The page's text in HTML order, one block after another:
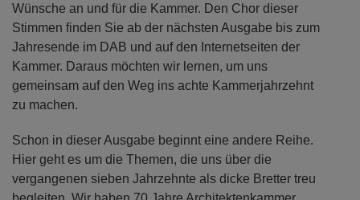
Wünsche an und für die Kammer. Den Chor dieser
Stimmen finden Sie ab der nächsten Ausgabe bis zum
Jahresende im DAB und auf den Internetseiten der
Kammer. Daraus möchten wir lernen, um uns
gemeinsam auf den Weg ins achte Kammerjahrzehnt
zu machen.
Schon in dieser Ausgabe beginnt eine andere Reihe.
Hier geht es um die Themen, die uns über die
vergangenen sieben Jahrzehnte als dicke Bretter treu